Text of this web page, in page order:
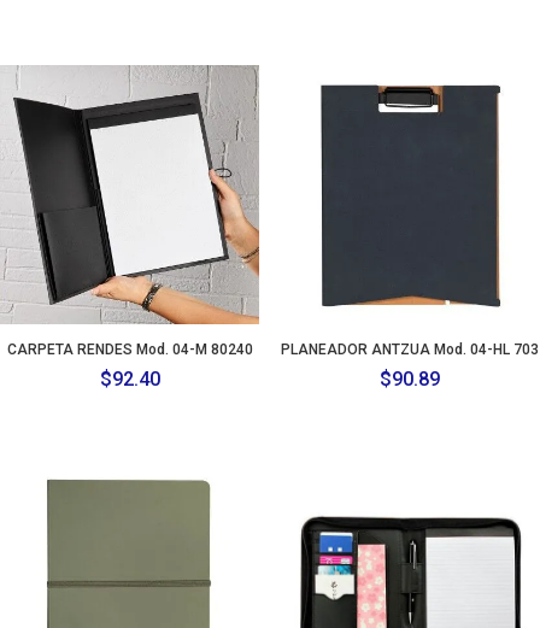
CARPETA RENDES Mod. 04-M 80240
$92.40
PLANEADOR ANTZUA Mod. 04-HL 703
$90.89